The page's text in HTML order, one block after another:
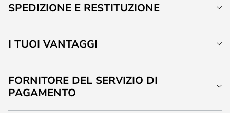
SPEDIZIONE E RESTITUZIONE
I TUOI VANTAGGI
FORNITORE DEL SERVIZIO DI
PAGAMENTO